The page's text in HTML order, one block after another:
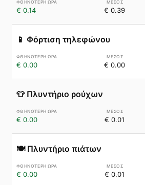
€ 0.14 € 0.39
📱 Φόρτιση τηλεφώνου
€ 0.00 € 0.00
👕 Πλυντήριο ρούχων
€ 0.00 € 0.01
🍽️ Πλυντήριο πιάτων
€ 0.00 € 0.01